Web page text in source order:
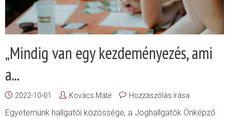
„Mindig van egy kezdeményezés, ami
a...
2022-10-01 Kovács Máté Hozzászólás írása
Egyetemünk hallgatói közössége, a Joghallgatók Önképző